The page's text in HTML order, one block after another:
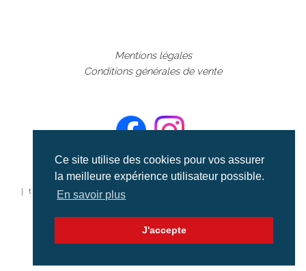
Ce site utilise des cookies pour vos assurer
la meilleure expérience utilisateur possible.
En savoir plus
J'accepte
Mentions légales
Conditions générales de vente
©aerialcollection marque déposée 2024
| tous droits réservés | aerialcollection.fr banque d'images
aériennes et documentaires video et cinéma |